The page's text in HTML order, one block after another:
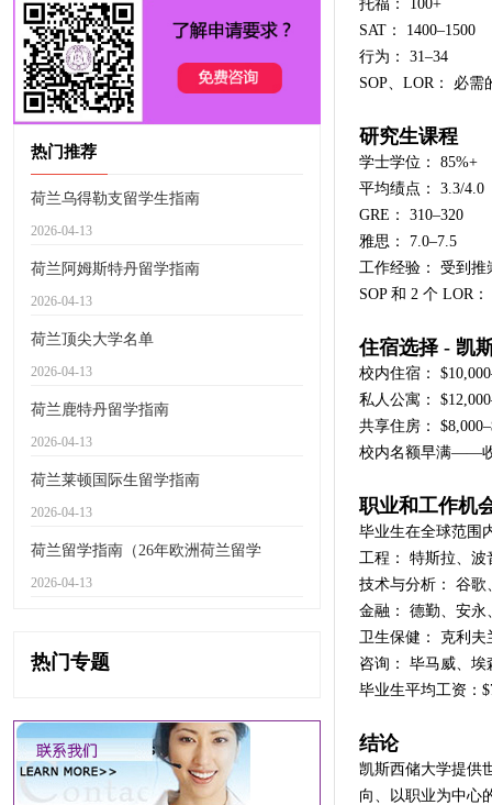
热门推荐
荷兰乌得勒支留学生指南
2026-04-13
荷兰阿姆斯特丹留学指南
2026-04-13
荷兰顶尖大学名单
2026-04-13
荷兰鹿特丹留学指南
2026-04-13
荷兰莱顿国际生留学指南
2026-04-13
荷兰留学指南（26年欧洲荷兰留学
2026-04-13
热门专题
托福： 100+
SAT： 1400–1500
行为： 31–34
SOP、LOR： 必需
研究生课程
学士学位： 85%+
平均绩点： 3.3/4.0
GRE： 310–320
雅思： 7.0–7.5
工作经验： 受到推
SOP 和 2 个 LOR
住宿选择 - 凯
校内住宿：
私人公寓：
共享住房：
校内名额早满——
职业和工作机
毕业生在全球范围
工程： 特斯拉、波
技术与分析： 谷歌
金融： 德勤、安永
卫生保健： 克利夫
咨询： 毕马威、埃
毕业生平均工资：
结论
凯斯西储大学提供
向、以职业为中心